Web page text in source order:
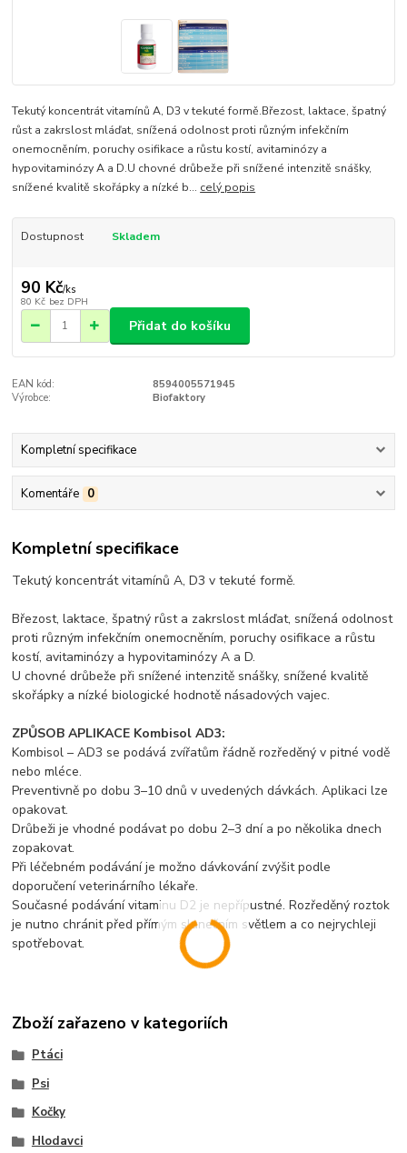
Tekutý koncentrát vitamínů A, D3 v tekuté formě.Březost, laktace, špatný
růst a zakrslost mláďat, snížená odolnost proti různým infekčním
onemocněním, poruchy osifikace a růstu kostí, avitaminózy a
hypovitaminózy A a D.U chovné drůbeže při snížené intenzitě snášky,
snížené kvalitě skořápky a nízké b... celý popis
Dostupnost Skladem
90 Kč/ks
80 Kč bez DPH
Přidat do košíku
EAN kód:
8594005571945
Výrobce:
Biofaktory
Kompletní specifikace
Komentáře 0
Kompletní specifikace
Tekutý koncentrát vitamínů A, D3 v tekuté formě.
Březost, laktace, špatný růst a zakrslost mláďat, snížená odolnost
proti různým infekčním onemocněním, poruchy osifikace a růstu
kostí, avitaminózy a hypovitaminózy A a D.
U chovné drůbeže při snížené intenzitě snášky, snížené kvalitě
skořápky a nízké biologické hodnotě násadových vajec.
ZPŮSOB APLIKACE Kombisol AD3:
Kombisol – AD3 se podává zvířatům řádně rozředěný v pitné vodě
nebo mléce.
Preventivně po dobu 3–10 dnů v uvedených dávkách. Aplikaci lze
opakovat.
Drůbeži je vhodné podávat po dobu 2–3 dní a po několika dnech
zopakovat.
Při léčebném podávání je možno dávkování zvýšit podle
doporučení veterinárního lékaře.
Současné podávání vitaminu D2 je nepřípustné. Rozředěný roztok
je nutno chránit před přímým slunečním světlem a co nejrychleji
spotřebovat.
Zboží zařazeno v kategoriích
Ptáci
Psi
Kočky
Hlodavci